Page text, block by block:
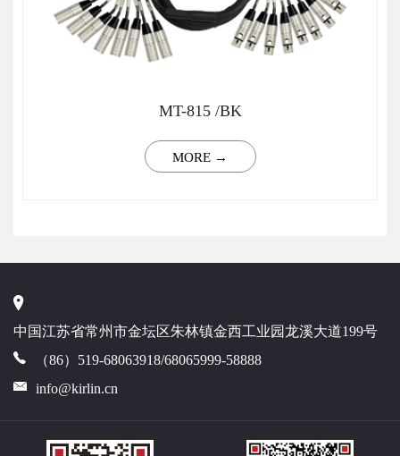
MT-815 /BK
MORE →
中国江苏省常州市金坛区朱林镇金西工业园龙溪大道199号
（86）519-68063918/68065999-58888
info@kirlin.cn